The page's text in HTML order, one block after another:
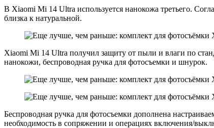
В Xiaomi Mi 14 Ultra используется нанокожа третьего.
близка к натуральной.
Xiaomi Mi 14 Ultra получил защиту от пыли и влаги по
нанокожи, беспроводная ручка для фотосъемки и шнурок.
Беспроводная ручка для фотосъемки дополнена
необходимость в сопряжении и операциях включения/